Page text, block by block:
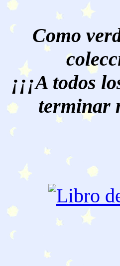
Como
¡¡¡A todos
terminar